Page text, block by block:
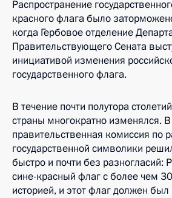
Распространение
красного флага было
когда Гербовое отделение
Правительствующего Сената
инициативой изменения
государственного флага.
В течение почти полутора
страны многократно изменялся.
правительственная комиссия по
государственной символики
быстро и почти без разногласий:
сине-красный флаг с более чем
историей, и этот флаг должен был